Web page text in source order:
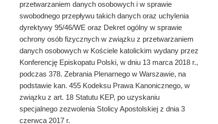
przetwarzaniem danych osobowych i w sprawie
swobodnego przepływu takich danych oraz uchylenia
dyrektywy 95/46/WE oraz Dekret ogólny w sprawie
ochrony osób fizycznych w związku z przetwarzaniem
danych osobowych w Kościele katolickim wydany przez
Konferencję Episkopatu Polski, w dniu 13 marca 2018 r.,
podczas 378. Zebrania Plenarnego w Warszawie, na
podstawie kan. 455 Kodeksu Prawa Kanonicznego, w
związku z art. 18 Statutu KEP, po uzyskaniu
specjalnego zezwolenia Stolicy Apostolskiej z dnia 3
czerwca 2017 r.